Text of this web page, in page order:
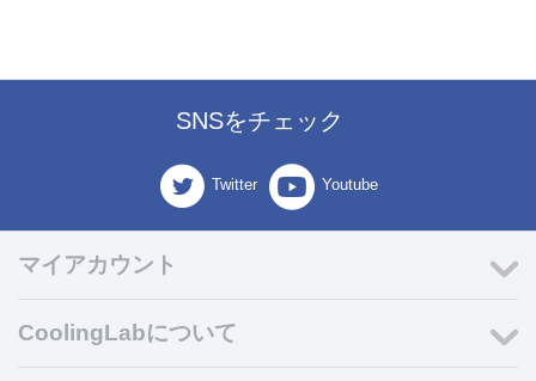
SNSをチェック
Twitter Youtube
マイアカウント
CoolingLabについて